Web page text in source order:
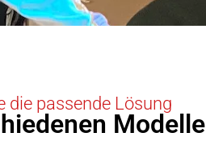
die passende Lösung
Modelle